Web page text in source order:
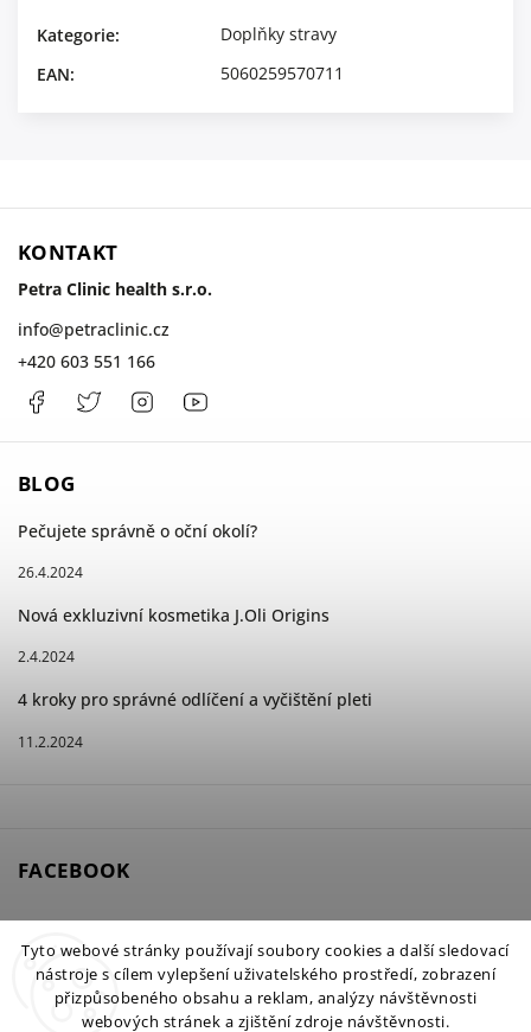
Tyto webové stránky používají soubory cookies a další sledovací
nástroje s cílem vylepšení uživatelského prostředí, zobrazení
přizpůsobeného obsahu a reklam, analýzy návštěvnosti
webových stránek a zjištění zdroje návštěvnosti.
Kategorie:
Doplňky stravy
EAN: 5060259570711
KONTAKT
Petra Clinic health s.r.o.
info@petraclinic.cz
+420 603 551 166
FacebookPetraClinicInstagram
BLOG
Pečujete správně o oční okolí?
26.4.2024
Nová exkluzivní kosmetika J.Oli Origins
2.4.2024
4 kroky pro správné odlíčení a vyčištění pleti
11.2.2024
FACEBOOK
Copyright 2026 Petra Clinic. Všechna práva vyhrazena.